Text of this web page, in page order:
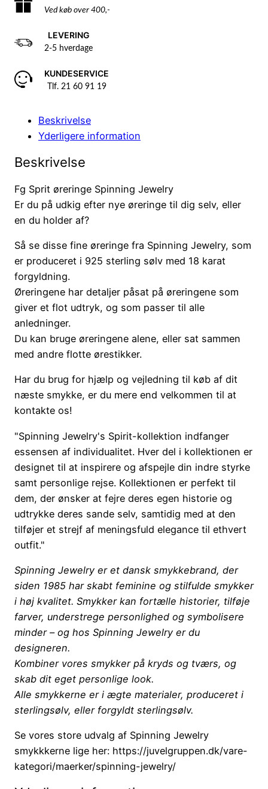
Ved køb over 400,-
LEVERING
2-5 hverdage
KUNDESERVICE
Tlf. 21 60 91 19
Beskrivelse
Yderligere information
Beskrivelse
Fg Sprit øreringe Spinning Jewelry
Er du på udkig efter nye øreringe til dig selv, eller
en du holder af?
Så se disse fine øreringe fra Spinning Jewelry, som
er produceret i 925 sterling sølv med 18 karat
forgyldning.
Øreringene har detaljer påsat på øreringene som
giver et flot udtryk, og som passer til alle
anledninger.
Du kan bruge øreringene alene, eller sat sammen
med andre flotte ørestikker.
Har du brug for hjælp og vejledning til køb af dit
næste smykke, er du mere end velkommen til at
kontakte os!
"Spinning Jewelry's Spirit-kollektion indfanger
essensen af individualitet. Hver del i kollektionen er
designet til at inspirere og afspejle din indre styrke
samt personlige rejse. Kollektionen er perfekt til
dem, der ønsker at fejre deres egen historie og
udtrykke deres sande selv, samtidig med at den
tilføjer et strejf af meningsfuld elegance til ethvert
outfit."
Spinning Jewelry er et dansk smykkebrand, der
siden 1985 har skabt feminine og stilfulde smykker
i høj kvalitet. Smykker kan fortælle historier, tilføje
farver, understrege personlighed og symbolisere
minder – og hos Spinning Jewelry er du
designeren.
Kombiner vores smykker på kryds og tværs, og
skab dit eget personlige look.
Alle smykkerne er i ægte materialer, produceret i
sterlingsølv, eller forgyldt sterlingsølv.
Se vores store udvalg af Spinning Jewelry
smykkkerne lige her: https://juvelgruppen.dk/vare-
kategori/maerker/spinning-jewelry/